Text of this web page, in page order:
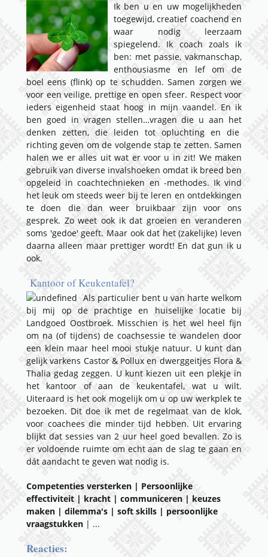
Ik ben u en uw mogelijkheden
toegewijd, creatief coachend en
waar nodig leerzaam
spiegelend. Ik coach zoals ik
ben: met passie, vakmanschap,
enthousiasme en lef om de
boel eens (flink) op te schudden. Samen zorgen we
voor een veilige, prettige en open sfeer. Respect voor
ieders eigenheid staat hoog in mijn vaandel. En ik
ben goed in vragen stellen…vragen die u aan het
denken zetten, die leiden tot opluchting en die
richting geven om de volgende stap te zetten. Samen
halen we er alles uit wat er voor u in zit! We maken
gebruik van diverse invalshoeken omdat ik breed ben
opgeleid in coachtechnieken en -methodes. Ik vind
het leuk om steeds weer bij te leren en ontdekkingen
te doen die dan weer bruikbaar zijn voor ons
gesprek. Zo weet ook ik dat groeien en veranderen
soms 'gedoe' geeft. Maar ook dat het (zakelijke) leven
daarna alleen maar prettiger wordt! En dat gun ik u
ook.
Kantoor of Keukentafel?
Als particulier bent u van harte welkom
bij mij op de prachtige en huiselijke locatie bij
Landgoed Oostbroek. Misschien is het wel heel fijn
om na (of tijdens) de coachsessie te wandelen door
een klein maar heel mooi stukje natuur. U kunt dan
gelijk varkens Castor & Pollux en dwerggeitjes Flora &
Thalia gedag zeggen. U kunt kiezen uit een plekje in
het kantoor of aan de keukentafel, wat u wilt.
Uiteraard is het ook mogelijk om u op uw werkplek te
bezoeken. Dit doe ik met de regelmaat van de klok,
voor coachees die minder tijd hebben. Uit ervaring
blijkt dat sessies van 2 uur heel goed bevallen. Zo is
er voldoende ruimte om echt aan de slag te gaan en
dát aandacht te geven wat nodig is.
Competenties versterken | Persoonlijke
effectiviteit | kracht | communiceren | keuzes
maken | dilemma's | soft skills | persoonlijke
vraagstukken | ...
Reacties: